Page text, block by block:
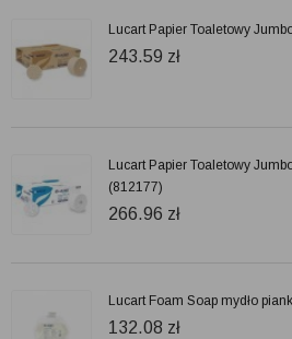
Lucart Papier Toaletowy
243.59 zł
Lucart Papier Toaletowy
(812177)
266.96 zł
Lucart Foam Soap mydło
132.08 zł